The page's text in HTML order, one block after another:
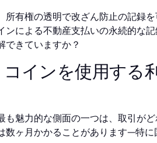
所有権の透明で改ざん防止の記録
ンによる不動産支払いの永続的な
できていますか？
インを使用する
も魅力的な側面の一つは、取引が
数ヶ月かかることがあります—特